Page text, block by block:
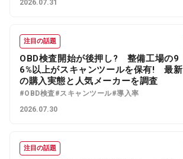
2026.07.31
注目の話題
OBD検査開始が後押し? 整備工場の9
6%以上がスキャンツールを保有! 最新
の購入実態と人気メーカーを調査
#OBD検査#スキャンツール#導入率
2026.07.30
注目の話題